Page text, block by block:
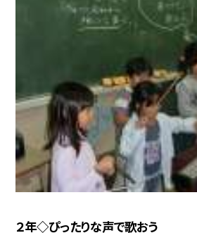
２年◇ぴったりな声で歌おう